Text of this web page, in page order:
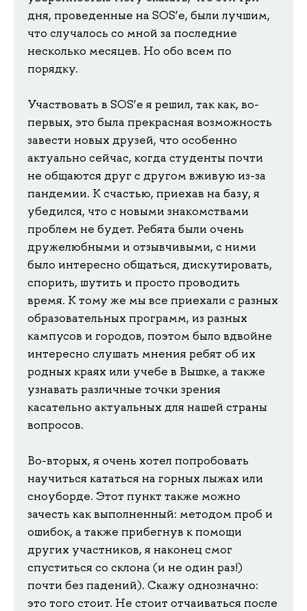
дня, проведенные на SOS’е, были лучшим,
что случалось со мной за последние
несколько месяцев. Но обо всем по
порядку.
Участвовать в SOS’е я решил, так как, во-
первых, это была прекрасная возможность
завести новых друзей, что особенно
актуально сейчас, когда студенты почти
не общаются друг с другом вживую из-за
пандемии. К счастью, приехав на базу, я
убедился, что с новыми знакомствами
проблем не будет. Ребята были очень
дружелюбными и отзывчивыми, с ними
было интересно общаться, дискутировать,
спорить, шутить и просто проводить
время. К тому же мы все приехали с разных
образовательных программ, из разных
кампусов и городов, поэтом было вдвойне
интересно слушать мнения ребят об их
родных краях или учебе в Вышке, а также
узнавать различные точки зрения
касательно актуальных для нашей страны
вопросов.
Во-вторых, я очень хотел попробовать
научиться кататься на горных лыжах или
сноуборде. Этот пункт также можно
зачесть как выполненный: методом проб и
ошибок, а также прибегнув к помощи
других участников, я наконец смог
спуститься со склона (и не один раз!)
почти без падений). Скажу однозначно:
это того стоит. Не стоит отчаиваться после